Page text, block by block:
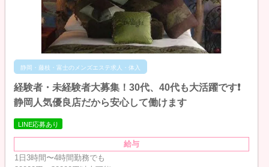
静岡・藤枝・富士のメンズエステ求人・体入
経験者・未経験者大募集！30代、40代も大活躍です❗
静岡人気優良店だから安心して働けます
LINE応募あり
給与
1日3時間〜4時間勤務でも